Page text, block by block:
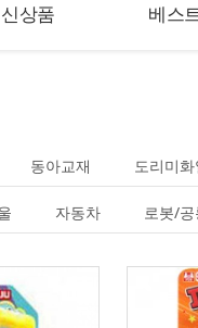
신상품 베스
동아교재 도리미화
자동차 로봇/공